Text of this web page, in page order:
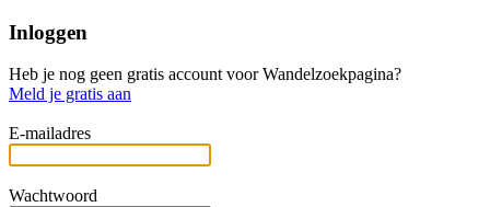
Inloggen
Heb je nog geen gratis account voor Wandelzoekpagina?
Meld je gratis aan
E-mailadres
Wachtwoord